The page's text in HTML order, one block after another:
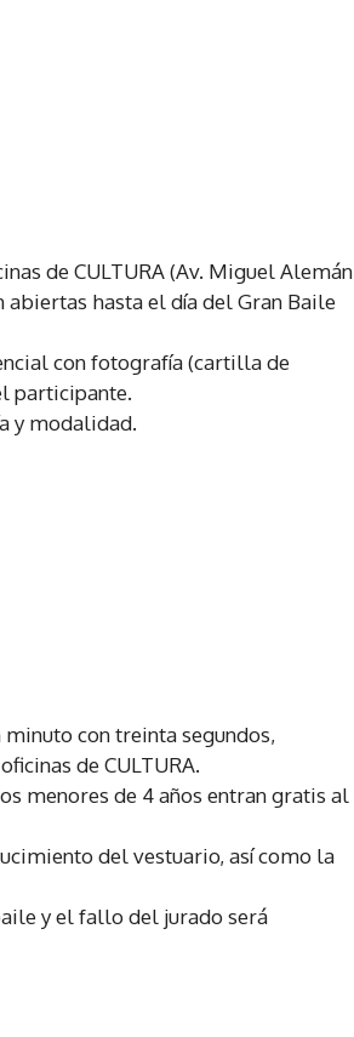
de CULTURA (Av. Miguel Alemán
abiertas hasta el día del Gran Baile
con fotografía (cartilla de
participante.
y modalidad.
con treinta segundos,
de CULTURA.
menores de 4 años entran gratis al
del vestuario, así como la
y el fallo del jurado será